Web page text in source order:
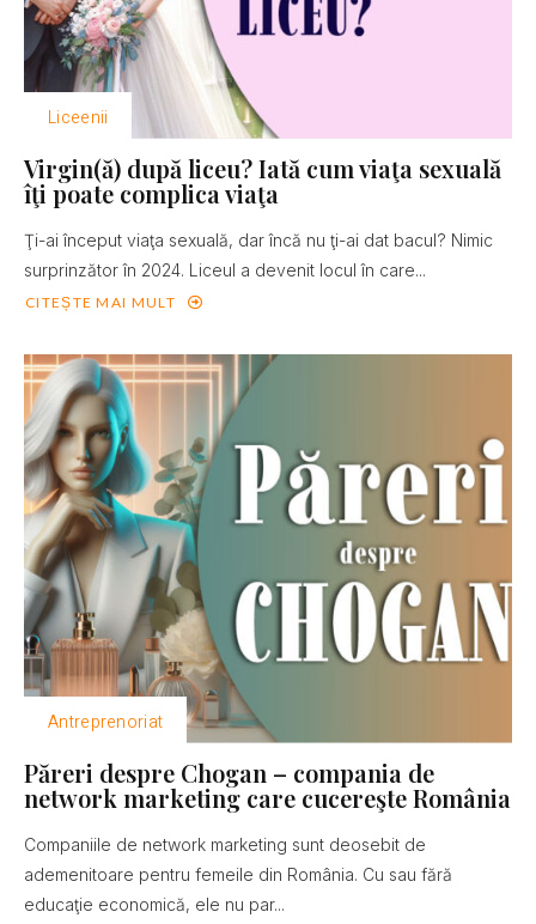
Liceenii
Virgin(ă) după liceu? Iată cum viaţa sexuală
îţi poate complica viaţa
Ţi-ai început viaţa sexuală, dar încă nu ţi-ai dat bacul? Nimic
surprinzător în 2024. Liceul a devenit locul în care...
CITEȘTE MAI MULT
Antreprenoriat
Păreri despre Chogan – compania de
network marketing care cucereşte România
Companiile de network marketing sunt deosebit de
ademenitoare pentru femeile din România. Cu sau fără
educaţie economică, ele nu par...